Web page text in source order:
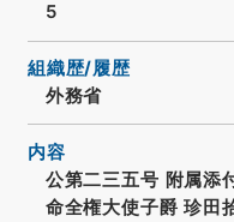
5
組織歴/履歴
外務省
内容
公第二三五号 附属添
命全権大使子爵 珍田